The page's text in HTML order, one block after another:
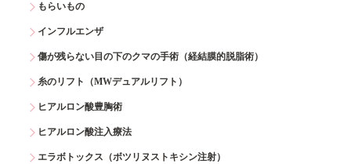
もらいもの
インフルエンザ
傷が残らない目の下のクマの手術（経結膜的脱脂術）
糸のリフト（MWデュアルリフト）
ヒアルロン酸豊胸術
ヒアルロン酸注入療法
エラボトックス（ボツリヌストキシン注射）